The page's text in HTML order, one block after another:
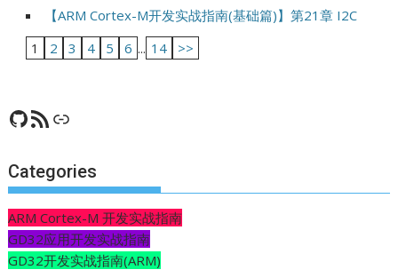
【ARM Cortex-M开发实战指南(基础篇)】第21章 I2C
1
2 3 4 5 6 ... 14 >>
GitHub
RSS FeedCSDN
Categories
ARM Cortex-M 开发实战指南
GD32应用开发实战指南
GD32开发实战指南(ARM)